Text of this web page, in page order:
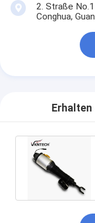
2. Straße
Conghua,
Erhalten